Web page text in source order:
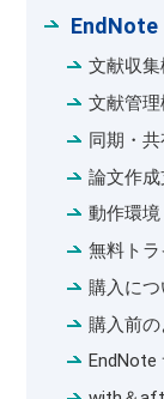
EndNote
文献収
文献管
同期・
論文作
動作環
無料ト
購入につ
購入前